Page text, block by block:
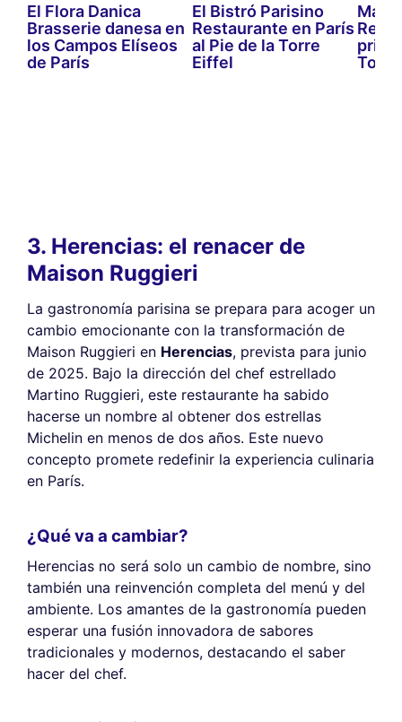
El Flora Danica
Brasserie danesa en
los Campos Elíseos
de París
El Bistró Parisino
Restaurante en París
al Pie de la Torre
Eiffel
3. Herencias: el renacer de
Maison Ruggieri
La gastronomía parisina se prepara para acoger un
cambio emocionante con la transformación de
Maison Ruggieri en Herencias, prevista para junio
de 2025. Bajo la dirección del chef estrellado
Martino Ruggieri, este restaurante ha sabido
hacerse un nombre al obtener dos estrellas
Michelin en menos de dos años. Este nuevo
concepto promete redefinir la experiencia culinaria
en París.
¿Qué va a cambiar?
Herencias no será solo un cambio de nombre, sino
también una reinvención completa del menú y del
ambiente. Los amantes de la gastronomía pueden
esperar una fusión innovadora de sabores
tradicionales y modernos, destacando el saber
hacer del chef.